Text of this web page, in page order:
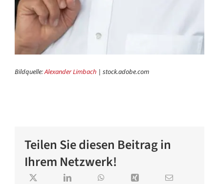
Bildquelle:Alexander Limbach | stock.adobe.com
Teilen Sie diesen Beitrag in
Ihrem Netzwerk!